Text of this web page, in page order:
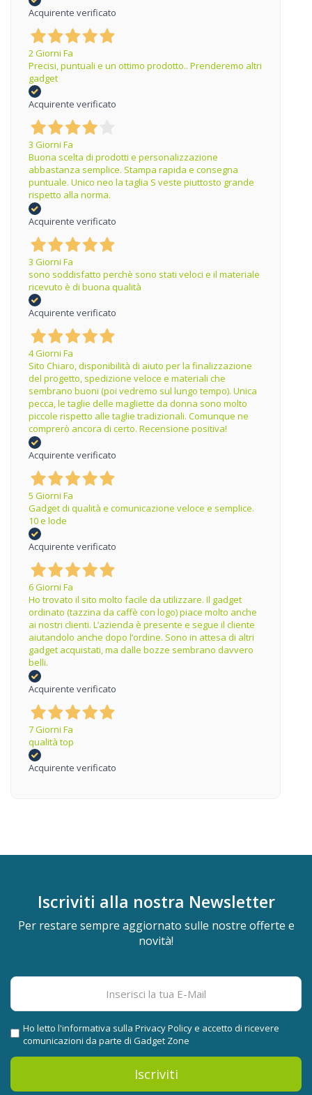
Acquirente verificato
2 Giorni Fa
Precisi, puntuali e un ottimo prodotto.. Prenderemo altri
gadget
Acquirente verificato
3 Giorni Fa
Buona scelta di prodotti e personalizzazione
abbastanza semplice. Stampa rapida e consegna
puntuale. Unico neo la taglia S veste piuttosto grande
rispetto alla norma.
Acquirente verificato
3 Giorni Fa
sono soddisfatto perchè sono stati veloci e il materiale
ricevuto è di buona qualità
Acquirente verificato
4 Giorni Fa
Sito Chiaro, disponibilità di aiuto per la finalizzazione
del progetto, spedizione veloce e materiali che
sembrano buoni (poi vedremo sul lungo tempo). Unica
pecca, le taglie delle magliette da donna sono molto
piccole rispetto alle taglie tradizionali. Comunque ne
comprerò ancora di certo. Recensione positiva!
Acquirente verificato
5 Giorni Fa
Gadget di qualità e comunicazione veloce e semplice.
10 e lode
Acquirente verificato
6 Giorni Fa
Ho trovato il sito molto facile da utilizzare. Il gadget
ordinato (tazzina da caffè con logo) piace molto anche
ai nostri clienti. L’azienda è presente e segue il cliente
aiutandolo anche dopo l’ordine. Sono in attesa di altri
gadget acquistati, ma dalle bozze sembrano davvero
belli.
Acquirente verificato
7 Giorni Fa
qualità top
Acquirente verificato
Iscriviti alla nostra Newsletter
Per restare sempre aggiornato sulle nostre offerte e
novità!
Iscriviti
Ho letto l'informativa sulla Privacy Policye accetto di ricevere
comunicazioni da parte di Gadget Zone